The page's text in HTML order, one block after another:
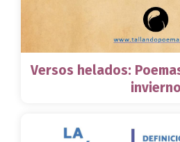
Versos helados:
invierno